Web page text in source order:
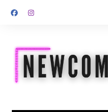
Inhalt